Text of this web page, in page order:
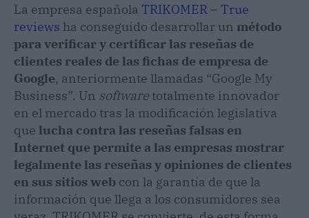
La empresa española TRIKOMER – True
reviews ha conseguido desarrollar un método
para verificar y certificar las reseñas de
clientes reales de las fichas de empresa de
Google, anteriormente llamadas “Google My
Business”. Un software totalmente innovador
en el mercado tras la modificación legislativa
que lucha contra las reseñas falsas en
Internet que permite a las empresas mostrar
legalmente las reseñas y opiniones de clientes
en sus sitios web con la garantía de que la
información que llega a los consumidores sea